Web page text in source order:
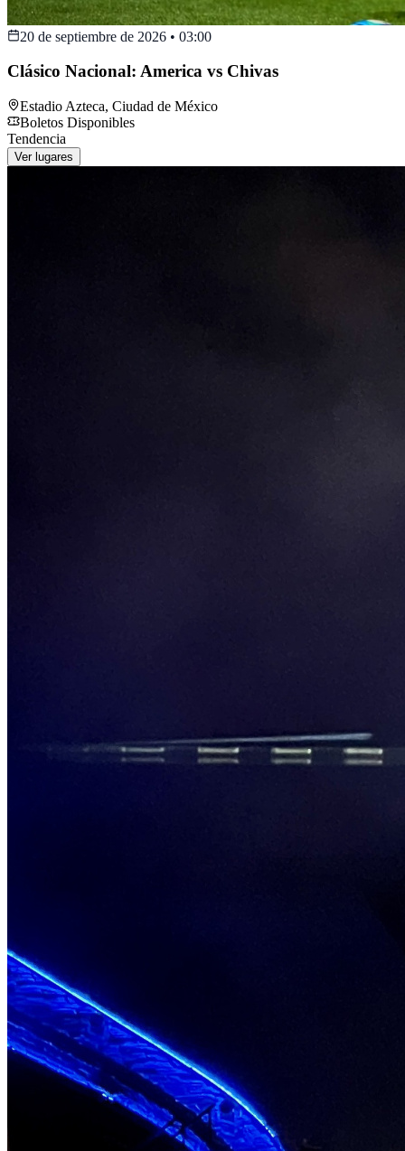
20 de septiembre de 2026 • 03:00
Clásico Nacional: America vs Chivas
Estadio Azteca, Ciudad de México
Boletos Disponibles
Tendencia
Ver lugares